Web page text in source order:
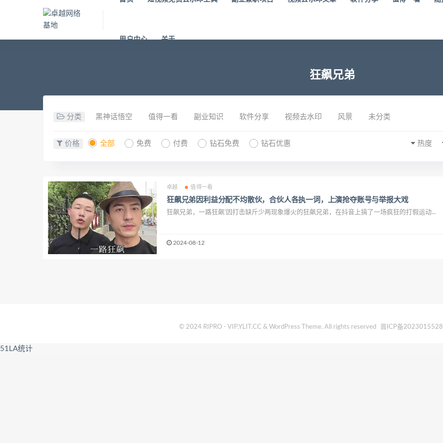
用户中心 关于
狂飙兄弟
分类 黑神话悟空 值得一看 副业知识 软件分享 视频去水印 风景 未分类
价格 全部 免费 付费 钻石免费 钻石优惠 热度
卓越 值得一看
狂飙兄弟因利益分配不均散伙，合伙人各执一词，上演抢夺账号与举报大戏
狂飙兄弟，一路狂飙’因打击缺斤少两现象爆火的狂飙兄弟，在抖音上搞了一场疯狂的打假运动...
2024-08-12
© 2024 RIPRO - VIP.YLIT.CC & WordPress Theme. All rights reserved 晋ICP备
51LA统计